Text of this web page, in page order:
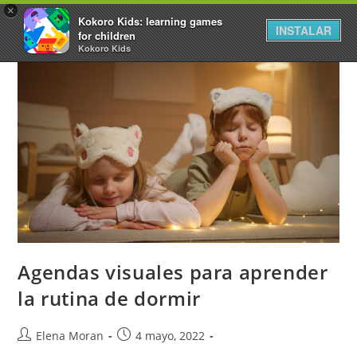
×
Kokoro Kids: learning games
for children
Kokoro Kids
INSTALAR
Agendas visuales para aprender
la rutina de dormir
Elena Moran
4 mayo, 2022